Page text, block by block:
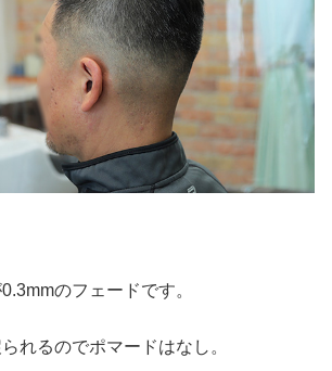
のフェードです。
れるのでポマードはなし。